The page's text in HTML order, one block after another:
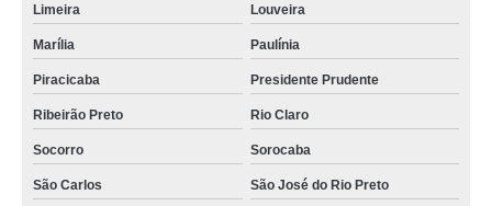
Limeira Louveira
Marília Paulínia
Piracicaba Presidente Prudente
Ribeirão Preto Rio Claro
Socorro Sorocaba
São Carlos São José do Rio Preto